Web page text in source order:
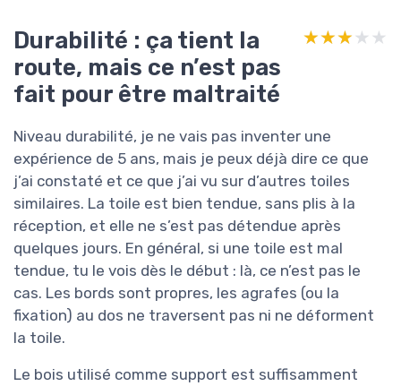
Durabilité : ça tient la
route, mais ce n’est pas
fait pour être maltraité
★★★★★
★★★★★
Niveau durabilité, je ne vais pas inventer une
expérience de 5 ans, mais je peux déjà dire ce que
j’ai constaté et ce que j’ai vu sur d’autres toiles
similaires. La toile est bien tendue, sans plis à la
réception, et elle ne s’est pas détendue après
quelques jours. En général, si une toile est mal
tendue, tu le vois dès le début : là, ce n’est pas le
cas. Les bords sont propres, les agrafes (ou la
fixation) au dos ne traversent pas ni ne déforment
la toile.
Le bois utilisé comme support est suffisamment